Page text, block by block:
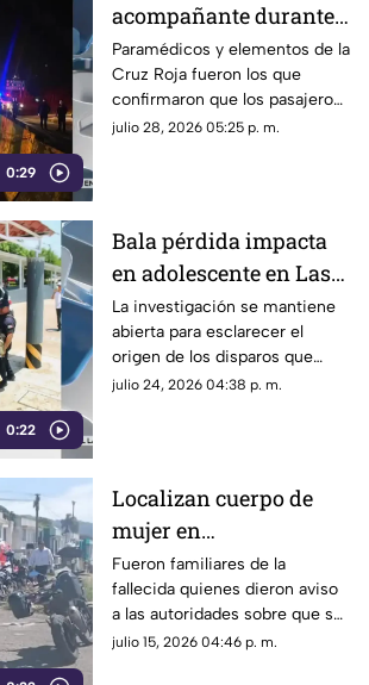
0:29
acompañante durante
aparatoso accidente
sobre libramiento en
Coatepec
Paramédicos y elementos de la
Cruz Roja fueron los que
confirmaron que los pasajeros
del taxi ya no contaban con
julio 28, 2026 05:25 p. m.
0:22
Bala pérdida impacta
en adolescente en Las
Choapas ¿cuál es su
estado de salud?
La investigación se mantiene
abierta para esclarecer el
origen de los disparos que
terminaron lesionando a una
julio 24, 2026 04:38 p. m.
Localizan cuerpo de
mujer en
fraccionamiento
Lienzos Dos ¿quién es?
Fueron familiares de la
fallecida quienes dieron aviso
a las autoridades sobre que su
cuerpo se encontraba sin vida
julio 15, 2026 04:46 p. m.